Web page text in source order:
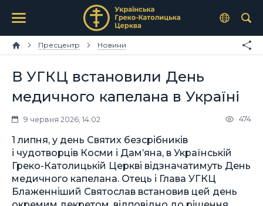
Пресцентр Новини
В УГКЦ встановили День
медичного капелана в Україні
9 червня 2026, 14:02 474
1 липня, у день Святих безсрібників
і чудотворців Косми і Дам’яна, в Українській
Греко-Католицькій Церкві відзначатимуть День
медичного капелана. Отець і Глава УГКЦ
Блаженніший Святослав встановив цей день